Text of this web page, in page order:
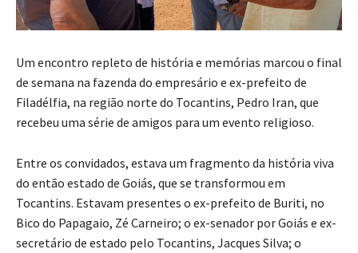
Um encontro repleto de história e memórias marcou o final
de semana na fazenda do empresário e ex-prefeito de
Filadélfia, na região norte do Tocantins, Pedro Iran, que
recebeu uma série de amigos para um evento religioso.
Entre os convidados, estava um fragmento da história viva
do então estado de Goiás, que se transformou em
Tocantins. Estavam presentes o ex-prefeito de Buriti, no
Bico do Papagaio, Zé Carneiro; o ex-senador por Goiás e ex-
secretário de estado pelo Tocantins, Jacques Silva; o